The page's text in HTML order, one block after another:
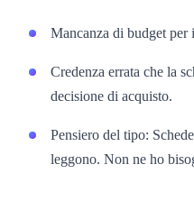
Mancanza di budget
Credenza errata che la
decisione di acquisto.
Pensiero del tipo:
leggono. Non ne ho